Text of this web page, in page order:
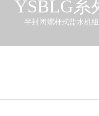
YSBLG系
半封闭螺杆式盐水机组